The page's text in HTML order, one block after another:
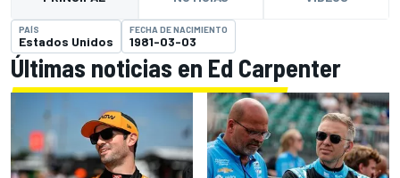
PAÍS
Estados Unidos
FECHA DE NACIMIENTO
1981-03-03
Últimas noticias en Ed Carpenter